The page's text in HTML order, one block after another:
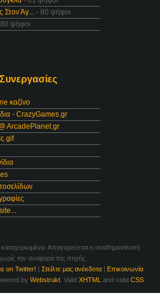
Στον Άγ... - 80 ψήφοι
ψήφοι
Συνεργασίες
καζίνο
- CrazyGames.gr
ArcadePlanet.gr
gif
Απαγορεύεται η αναδημοσίευση
την αναφορά της πηγής.
on Twitter! | Στείλτε μας ανέκδοτα| Επικοινωνία
by Webstrukt. Valid XHTML and valid CSS.